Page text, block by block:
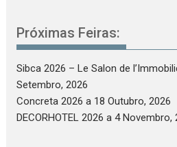
Próximas Feiras:
Sibca 2026 – Le Salon de
Setembro, 2026
Concreta 2026 a 18 Outubro, 2026
DECORHOTEL 2026 a 4 Novembro,